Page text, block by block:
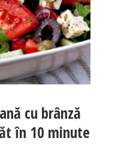
cu brânză
în 10 minute